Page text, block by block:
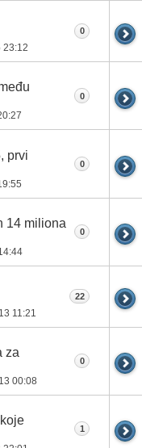
23:12
0
0
prvi
0
14 miliona
0
11:21
22
za
00:08
0
1